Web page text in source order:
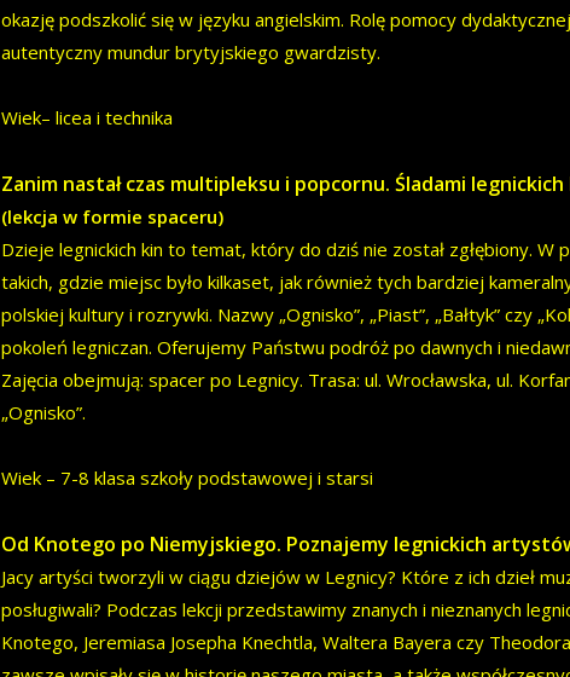
okazję podszkolić się w języku angielskim. Rolę pomocy
autentyczny mundur brytyjskiego gwardzisty.
Wiek– licea i technika
Zanim nastał czas multipleksu i popcornu. Śladami legnickich
(lekcja w formie spaceru)
Dzieje legnickich kin to temat, który do dziś nie został zgłębiony. W
takich, gdzie miejsc było kilkaset, jak również tych bardziej
polskiej kultury i rozrywki. Nazwy „Ognisko”, „Piast”, „Bałtyk” czy
pokoleń legniczan. Oferujemy Państwu podróż po dawnych i
Zajęcia obejmują: spacer po Legnicy. Trasa: ul. Wrocławska, ul.
„Ognisko”.
Wiek – 7-8 klasa szkoły podstawowej i starsi
Od Knotego po Niemyjskiego. Poznajemy legnickich
Jacy artyści tworzyli w ciągu dziejów w Legnicy? Które z ich dzieł
posługiwali? Podczas lekcji przedstawimy znanych i nieznanych
Knotego, Jeremiasa Josepha Knechtla, Waltera Bayera czy